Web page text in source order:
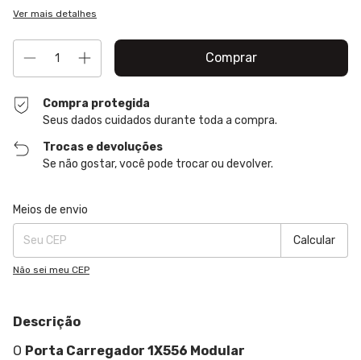
Ver mais detalhes
Compra protegida
Seus dados cuidados durante toda a compra.
Trocas e devoluções
Se não gostar, você pode trocar ou devolver.
Entregas para o CEP:
Meios de envio
Calcular
Não sei meu CEP
Descrição
O Porta Carregador 1X556 Modular